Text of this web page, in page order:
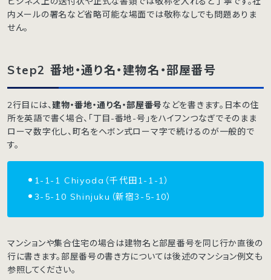
内メールの署名など省略可能な場面では敬称なしでも問題ありま
せん。
Step2 番地・通り名・建物名・部屋番号
2行目には、建物・番地・通り名・部屋番号などを書きます。日本の住
所を英語で書く場合、「丁目-番地-号」をハイフンつなぎでそのまま
ローマ数字化し、町名をヘボン式ローマ字で続けるのが一般的で
す。
1-1-1 Chiyoda（千代田1-1-1）
3-5-10 Shinjuku（新宿3-5-10）
マンションや集合住宅の場合は建物名と部屋番号を同じ行か直後の
行に書きます。部屋番号の書き方については後述のマンション例文も
参照してください。